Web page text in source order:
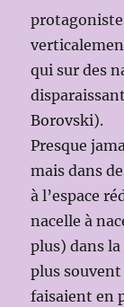
qui sur des
Borovski).
Presque
mais dans
à l’espace
nacelle à
plus) dans
plus souvent
faisaient en